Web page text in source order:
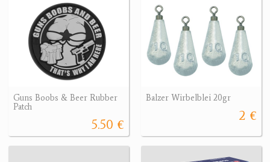
Guns Boobs & Beer Rubber
Patch
5.50 €
Balzer Wirbelblei 20gr
2 €